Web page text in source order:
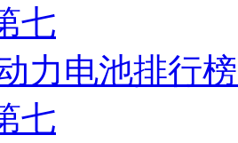
七
力电池排行
七